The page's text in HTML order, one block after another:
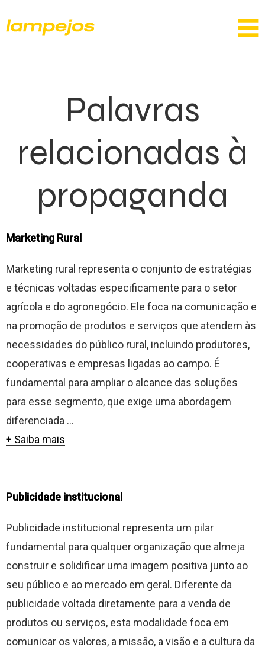
Palavras
relacionadas à
propaganda
Marketing Rural
Marketing rural representa o conjunto de estratégias
e técnicas voltadas especificamente para o setor
agrícola e do agronegócio. Ele foca na comunicação e
na promoção de produtos e serviços que atendem às
necessidades do público rural, incluindo produtores,
cooperativas e empresas ligadas ao campo. É
fundamental para ampliar o alcance das soluções
para esse segmento, que exige uma abordagem
diferenciada ...
+ Saiba mais
Publicidade institucional
Publicidade institucional representa um pilar
fundamental para qualquer organização que almeja
construir e solidificar uma imagem positiva junto ao
seu público e ao mercado em geral. Diferente da
publicidade voltada diretamente para a venda de
produtos ou serviços, esta modalidade foca em
comunicar os valores, a missão, a visão e a cultura da